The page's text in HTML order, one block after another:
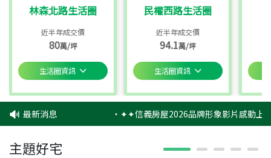
林森北路生活圈
近半年成交價
80萬/坪
生活圈資訊
民權西路生活圈
近半年成交價
94.1萬/坪
生活圈資訊
最新消息 ‧✦✦信義房屋2026品牌形象影片感動上
主題好宅